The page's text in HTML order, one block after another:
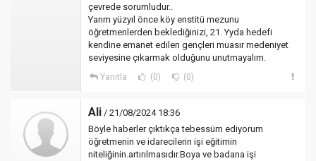
çevrede sorumludur..
Yarım yüzyıl önce köy enstitü mezunu
öğretmenlerden beklediğinizi, 21. Yyda hedefi
kendine emanet edilen gençleri muasır medeniyet
seviyesine çıkarmak olduğunu unutmayalım.
Yanıtla (0) (0)
Ali / 21/08/2024 18:36
Böyle haberler çıktıkça tebessüm ediyorum
öğretmenin ve idarecilerin işi eğitimin
niteliğinin.artırılmasıdır.Boya ve badana işi